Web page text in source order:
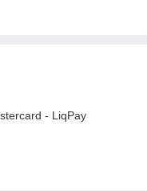
- LiqPay